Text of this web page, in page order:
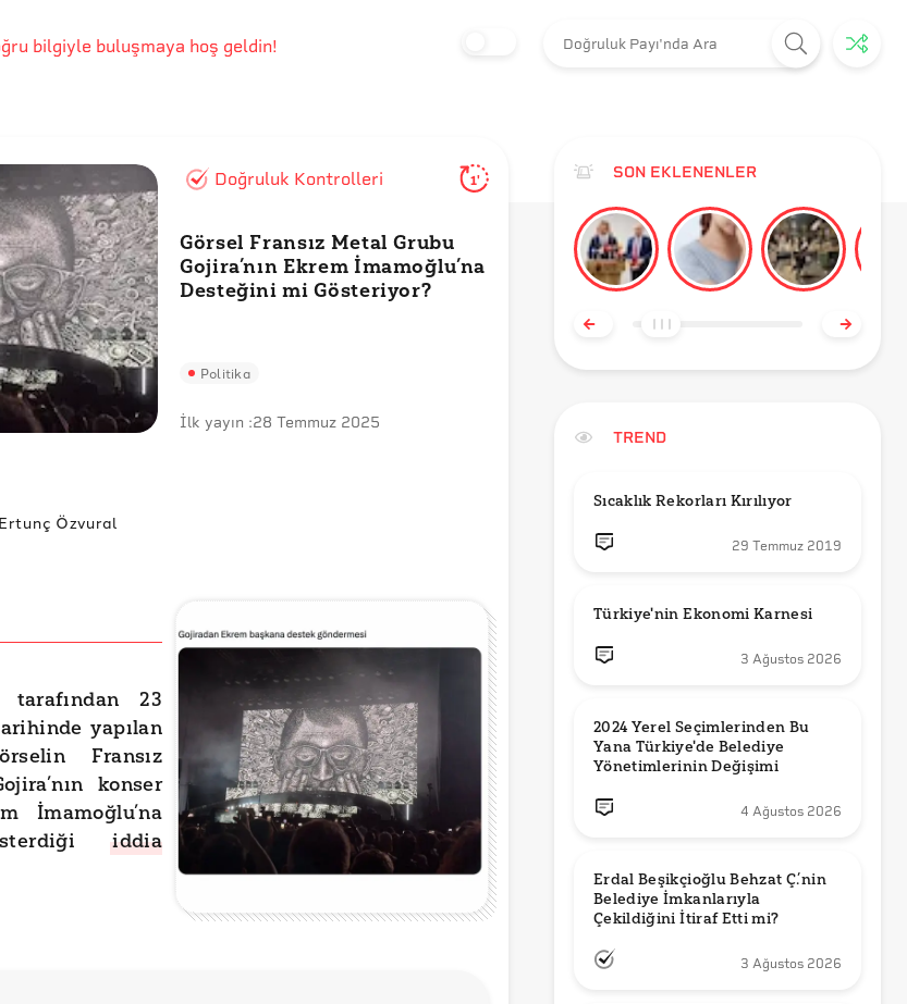
bilgiyle buluşmaya hoş geldin!
Doğruluk Kontrolleri 1'
Görsel Fransız Metal Grubu
Gojira’nın Ekrem İmamoğlu’na
Desteğini mi Gösteriyor?
Politika
İlk yayın :28 Temmuz 2025
Ertunç Özvural
23
yapılan
Fransız
konser
İmamoğlu’na
iddia
SON EKLENENLER
TREND
Sıcaklık Rekorları Kırılıyor
29 Temmuz 2019
Türkiye'nin Ekonomi Karnesi
3 Ağustos 2026
2024 Yerel Seçimlerinden Bu
Yana Türkiye'de Belediye
Yönetimlerinin Değişimi
4 Ağustos 2026
Erdal Beşikçioğlu Behzat Ç.’nin
Belediye İmkanlarıyla
3 Ağustos 2026